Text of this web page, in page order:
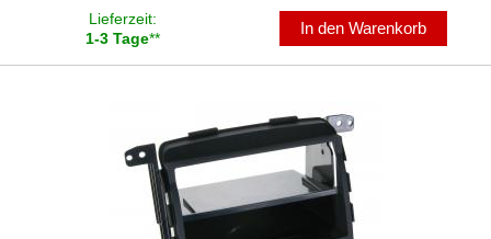
Lenkradadapter
Parkscheiben
Lieferzeit:
1-3 Tage**
In den Warenkorb